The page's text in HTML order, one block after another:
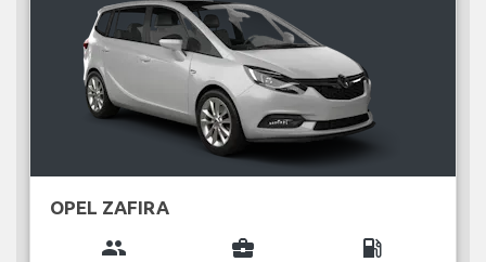
OPEL ZAFIRA
group business_center local_gas_station